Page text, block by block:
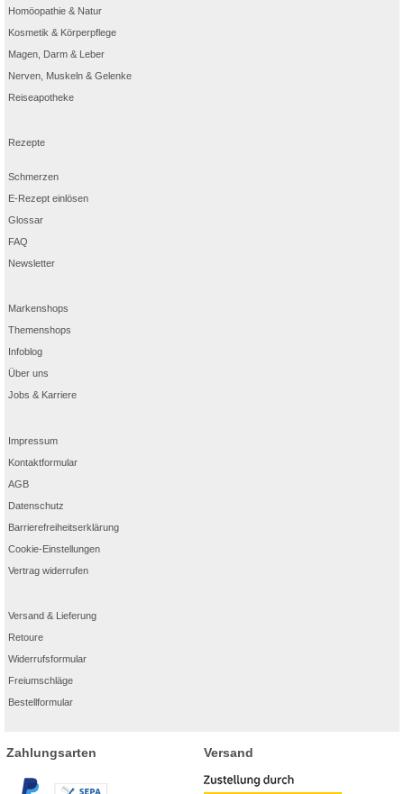
Homöopathie & Natur
Kosmetik & Körperpflege
Magen, Darm & Leber
Nerven, Muskeln & Gelenke
Reiseapotheke
Rezepte
Schmerzen
E-Rezept einlösen
Glossar
FAQ
Newsletter
Markenshops
Themenshops
Infoblog
Über uns
Jobs & Karriere
Impressum
Kontaktformular
AGB
Datenschutz
Barrierefreiheitserklärung
Cookie-Einstellungen
Vertrag widerrufen
Versand & Lieferung
Retoure
Widerrufsformular
Freiumschläge
Bestellformular
Zahlungsarten Versand